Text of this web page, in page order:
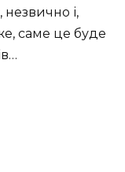
незвично і,
саме це буде